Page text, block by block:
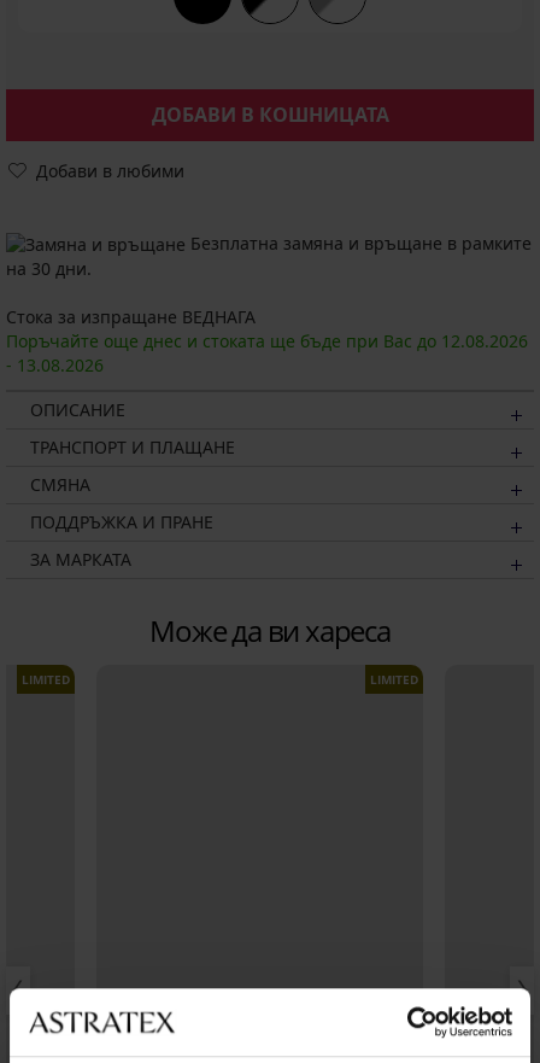
ДОБАВИ В КОШНИЦАТА
Добави в любими
Безплатна замяна и връщане в рамките
на 30 дни.
Стока за изпращане ВЕДНАГА
Поръчайте още днес и стоката ще бъде при Вас до 12.08.2026
- 13.08.2026
ОПИСАНИЕ
ТРАНСПОРТ И ПЛАЩАНЕ
СМЯНА
ПОДДРЪЖКА И ПРАНЕ
ЗА МАРКАТА
Може да ви хареса
LIMITED LIMITED